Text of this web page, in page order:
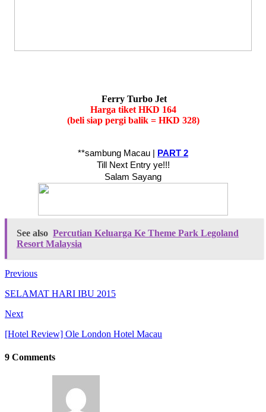
Ferry Turbo Jet
Harga tiket HKD 164
(beli siap pergi balik = HKD 328)
**sambung Macau |
PART 2
Till Next Entry ye!!!
Salam Sayang
See also Percutian Keluarga Ke Theme Park Legoland
Resort Malaysia
Previous
SELAMAT HARI IBU 2015
Next
[Hotel Review] Ole London Hotel Macau
9 Comments